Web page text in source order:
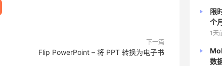
下一篇
Flip PowerPoint – 将 PPT 转换为电子书
限
个
1天
数